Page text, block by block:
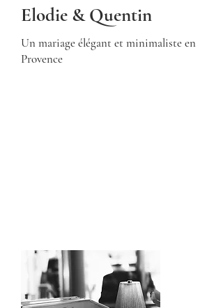
Elodie & Quentin
Un mariage élégant et minimaliste en
Provence